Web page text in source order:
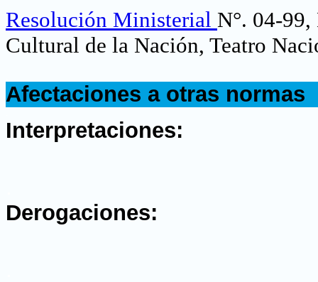
Resolución Ministerial N°. 04-
Cultural de la Nación, Teatro
Afectaciones a otras normas
Interpretaciones:
Derogaciones: